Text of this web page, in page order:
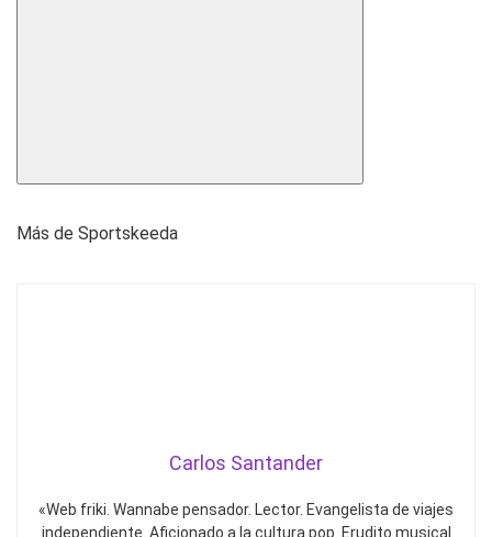
Más de Sportskeeda
Carlos Santander
«Web friki. Wannabe pensador. Lector. Evangelista de viajes
independiente. Aficionado a la cultura pop. Erudito musical